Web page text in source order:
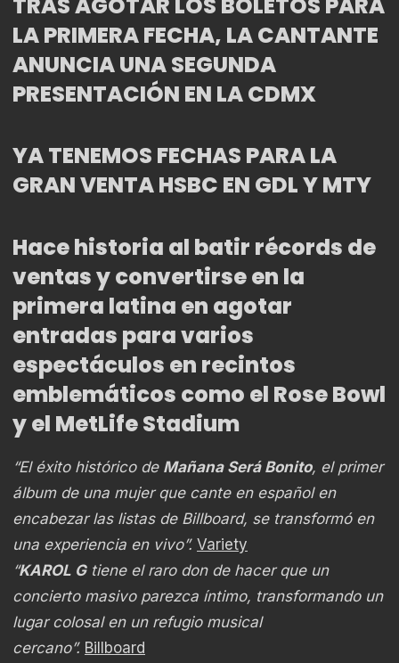
LA PRIMERA FECHA, LA CANTANTE
ANUNCIA UNA SEGUNDA
PRESENTACIÓN EN LA CDMX
YA TENEMOS FECHAS PARA LA
GRAN VENTA HSBC EN GDL Y MTY
Hace historia al batir récords de
ventas y convertirse en la
primera latina en agotar
entradas para varios
espectáculos en recintos
emblemáticos como el Rose Bowl
y el MetLife Stadium
“El éxito histórico de Mañana Será Bonito, el primer
álbum de una mujer que cante en español en
encabezar las listas de Billboard, se transformó en
una experiencia en vivo”. Variety
“KAROL Gtiene el raro don de hacer que un
concierto masivo parezca íntimo, transformando un
lugar colosal en un refugio musical
cercano”. Billboard